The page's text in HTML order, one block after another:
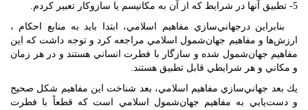
5- تطبيق آنها در شرايط كه از آن به مكانيسم يا سازوكار تعبير كردم.
بنابراين درجهاني‌سازي مفاهيم اسلامي، ابتدا بايد به منابع احكام ،
ارزش‌ها و مفاهيم جهان‌شمول اسلامي مراجعه كرد و توجه داشت كه اين
مفاهيم جهان‌شمول شده و سازگار با فطرت انساني هستند و در هر زمان
و مكاني و هر شرايطي قابل تطبيق هستند.
يك بعد جهاني‌سازي مفاهيم اسلامي، بعد شناخت اين مفاهيم شكل صحيح
و دست‌يابي به مفاهيم جهان‌شمول اسلامي است كه قطعاً‌ با فطرت